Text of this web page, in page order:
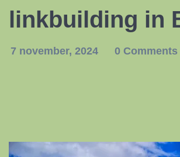
linkbuilding in
7 november, 2024 0 Comments